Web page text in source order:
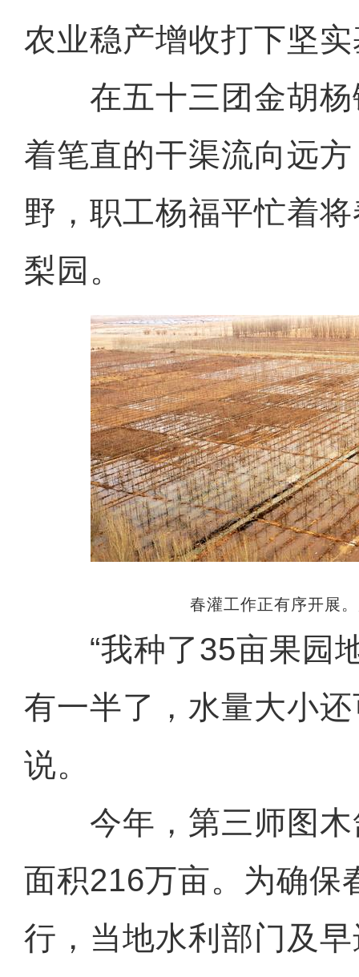
农业稳产增收打下坚
在五十三团金胡杨
着笔直的干渠流向远
野，职工杨福平忙着
梨园。
春灌工作正有序开展
“我种了35亩果园
有一半了，水量大小
说。
今年，第三师图木
面积216万亩。为确保
行，当地水利部门及